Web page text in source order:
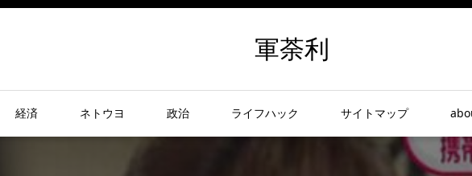
軍荼利
経済 ネトウヨ 政治 ライフハック サイトマップ